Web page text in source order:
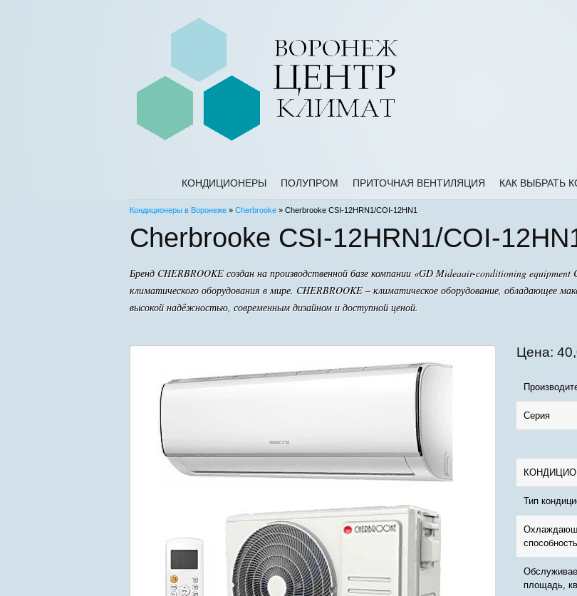
КОНДИЦИОНЕРЫ ПОЛУПРОМ ПРИТОЧНАЯ ВЕНТИЛЯЦИЯ КАК ВЫБРАТЬ
Кондиционеры в Воронеже » Cherbrooke » Cherbrooke CSI-12HRN1/COI-12HN1
Cherbrooke CSI-12HRN1/COI-
Бренд CHERBROOKE создан на производственной базе компании «GD Mideaair-conditioning equipment
климатического оборудования в мире. CHERBROOKE – климатическое оборудование, обладающее
высокой надёжностью, современным дизайном и доступной ценой.
Цена:
Серия
Тип
площадь,